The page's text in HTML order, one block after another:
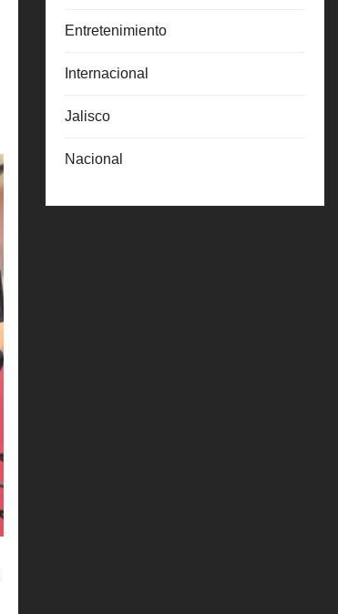
Entretenimiento
Internacional
Jalisco
Nacional